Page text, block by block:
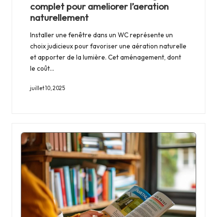
complet pour ameliorer l’aeration
naturellement
Installer une fenêtre dans un WC représente un
choix judicieux pour favoriser une aération naturelle
et apporter de la lumière. Cet aménagement, dont
le coût…
juillet 10, 2025